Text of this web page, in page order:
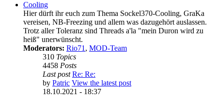
Cooling
Hier dürft ihr euch zum Thema Sockel370-Cooling, GraKa
vereisen, NB-Freezing und allem was dazugehört auslassen.
Trotz aller Toleranz sind Threads a'la "mein Duron wird zu
heiß" unerwünscht.
Moderators: Rio71, MOD-Team
310 Topics
4458 Posts
Last post Re: Re:
by Patric View the latest post
18.10.2021 - 18:37